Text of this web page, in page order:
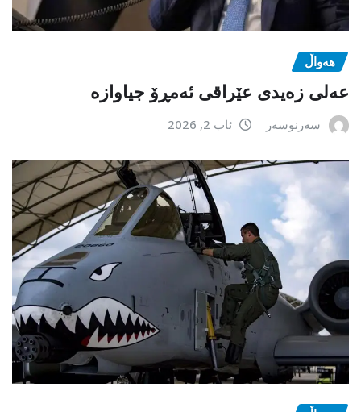
هەواڵ
عەلی زەیدی عێراقی ئەمڕۆ جیاوازە
سەرنوسەر ئاب 2, 2026